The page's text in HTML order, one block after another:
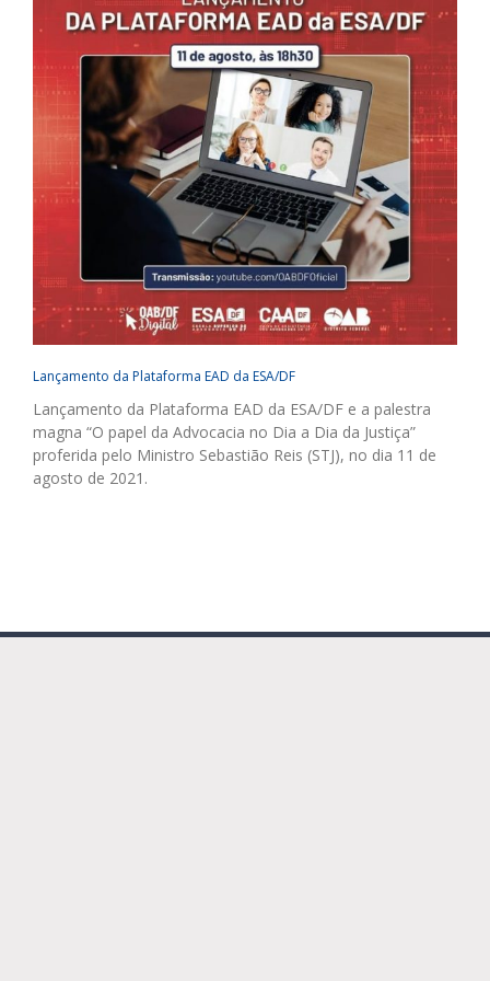
Lançamento da Plataforma EAD da ESA/DF
Lançamento da Plataforma EAD da ESA/DF e a palestra
magna “O papel da Advocacia no Dia a Dia da Justiça”
proferida pelo Ministro Sebastião Reis (STJ), no dia 11 de
agosto de 2021.